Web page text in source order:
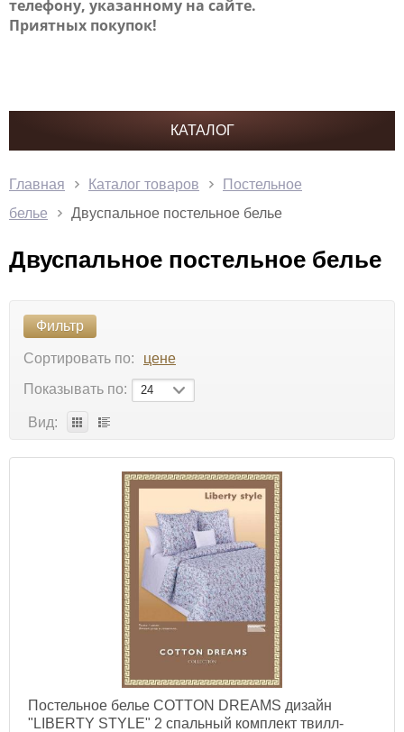
телефону, указанному на сайте.
Приятных покупок!
КАТАЛОГ
Главная Каталог товаров
Постельное
белье
Двуспальное постельное белье
Двуспальное постельное белье
Фильтр
Сортировать по:
цене
Показывать по:
24
Вид:
Постельное белье COTTON DREAMS дизайн
"LIBERTY STYLE" 2 спальный комплект твилл-